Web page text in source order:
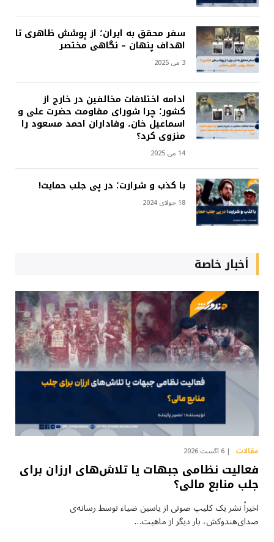
سفر محقق به ایران؛ از پوشش ظاهری تا
اهداف پنهان – نگاهی مختصر
3 می 2025
ادامه اختلافات مخالفین در خارج از
کشور؛ چرا شورای مقاومت حضرت علی و
اسماعیل خان، وفاداران احمد مسعود را
منزوی کرد؟
14 می 2025
با کذب و شرارت؛ در پی جلب حمایت!
18 جولای 2024
أخبار خاصة
مقالات 6 آگست 2026
فعالیت نظامی جبهات یا تلاش‌های ارزان برای
جلب منابع مالی؟
اخیراً نشر یک کلیپ صوتی از یاسین ضیاء توسط رسانه‌ی
صدای‌هندوکش، بار دیگر از ماهیت…